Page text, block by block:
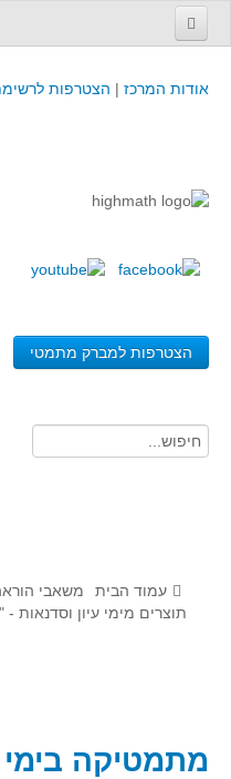
אודות המרכז | הצטרפות
הצטרפות למברק מתמטי
קורסים והשתלמויות של מרכז
קורסים, כנסים והשתלמויות
משאבי הוראה ולמידה
לומדים בחט"ע
בית ספר יסודי
תוצרים מימי עיון
מדורי המרכז
עמוד הבית
משאבי
תוצרים מימי עיון וסדנאות
מתמטיקה בימי